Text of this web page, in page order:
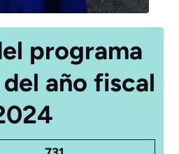
programa
año fiscal